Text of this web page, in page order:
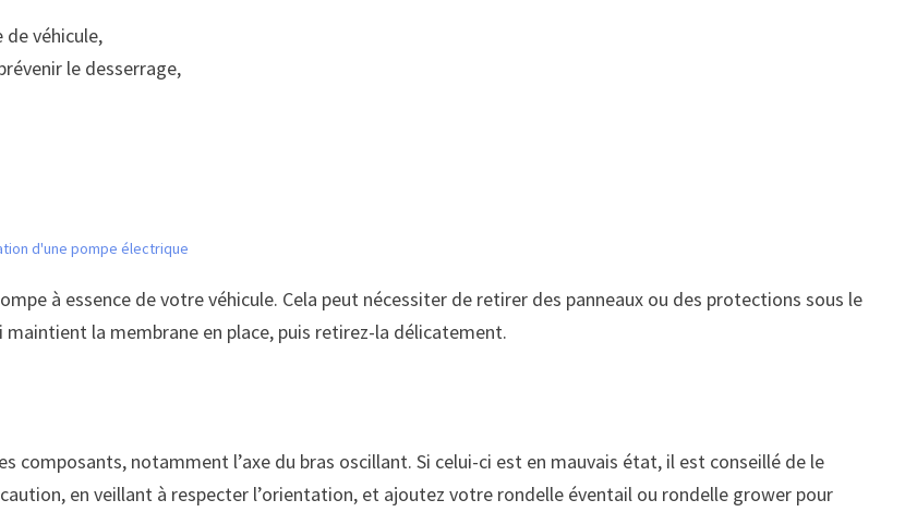
véhicule,
le desserrage,
d'une pompe électrique
à essence de votre véhicule. Cela peut nécessiter de retirer des panneaux ou des protections sous le
maintient la membrane en place, puis retirez-la délicatement.
composants, notamment l’axe du bras oscillant. Si celui-ci est en mauvais état, il est conseillé de le
en veillant à respecter l’orientation, et ajoutez votre rondelle éventail ou rondelle grower pour